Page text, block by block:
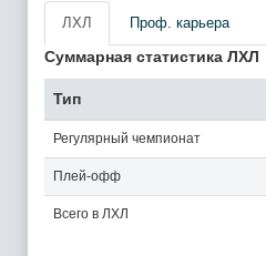
ЛХЛ Проф. карьера
Суммарная статистика ЛХЛ
Тип
Регулярный чемпионат
Плей-офф
Всего в ЛХЛ